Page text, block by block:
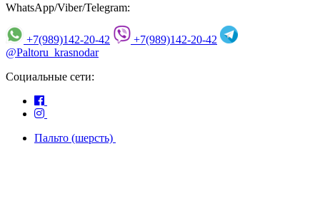
WhatsApp/Viber/Telegram:
+7(989)142-20-42
+7(989)142-20-42
@Paltoru_krasnodar
Социальные сети:
Пальто (шерсть)